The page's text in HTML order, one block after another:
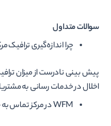
سوالات متداول
چرا اندازه‌گیری
پیش بینی نادرست از میزان
اخلال در خدمات رسانی به
WFM در مرکز تماس به چه معناست؟